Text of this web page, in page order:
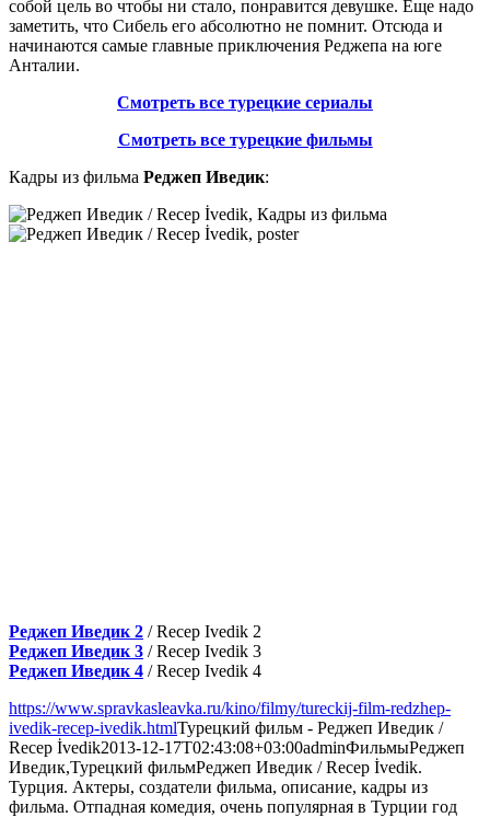
собой цель во чтобы ни стало, понравится девушке. Еще надо
заметить, что Сибель его абсолютно не помнит. Отсюда и
начинаются самые главные приключения Реджепа на юге
Анталии.
Смотреть все турецкие сериалы
Смотреть все турецкие фильмы
Кадры из фильма Реджеп Иведик:
Реджеп Иведик 2 / Recep Ivedik 2
Реджеп Иведик 3 / Recep Ivedik 3
Реджеп Иведик 4 / Recep Ivedik 4
https://www.spravkasleavka.ru/kino/filmy/tureckij-film-redzhep-
ivedik-recep-ivedik.htmlТурецкий фильм - Реджеп Иведик /
Recep İvedik2013-12-17T02:43:08+03:00adminФильмыРеджеп
Иведик,Турецкий фильмРеджеп Иведик / Recep İvedik.
Турция. Актеры, создатели фильма, описание, кадры из
фильма. Отпадная комедия, очень популярная в Турции год